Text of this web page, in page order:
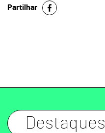
Partilhar
Destaques